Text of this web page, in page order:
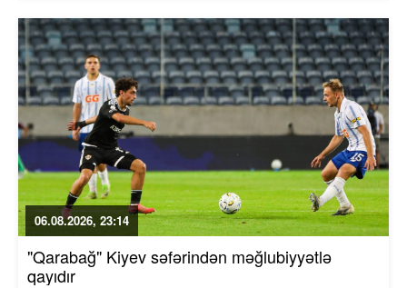
06.08.2026, 23:14
"Qarabağ" Kiyev səfərindən məğlubiyyətlə
qayıdır